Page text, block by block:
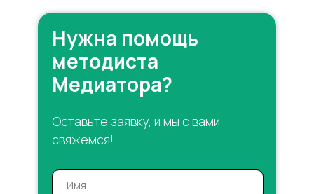
Нужна помощь
методиста
Медиатора?
Оставьте заявку, и мы с вами
свяжемся!